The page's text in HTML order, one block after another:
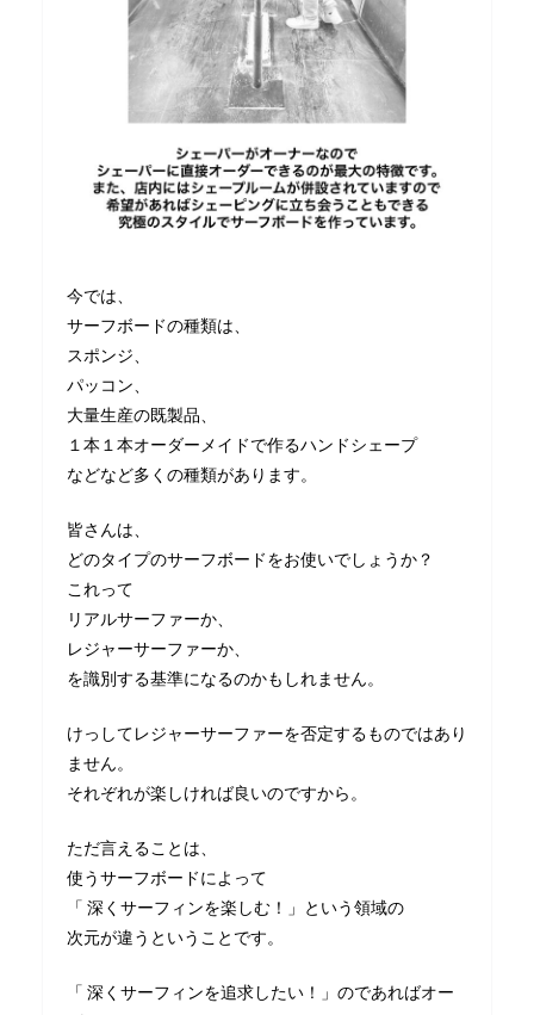
今では、
サーフボードの種類は、
スポンジ、
パッコン、
大量生産の既製品、
１本１本オーダーメイドで作るハンドシェープ
などなど多くの種類があります。
皆さんは、
どのタイプのサーフボードをお使いでしょうか？
これって
リアルサーファーか、
レジャーサーファーか、
を識別する基準になるのかもしれません。
けっしてレジャーサーファーを否定するものではあり
ません。
それぞれが楽しければ良いのですから。
ただ言えることは、
使うサーフボードによって
「 深くサーフィンを楽しむ！」という領域の
次元が違うということです。
「 深くサーフィンを追求したい！」のであればオー